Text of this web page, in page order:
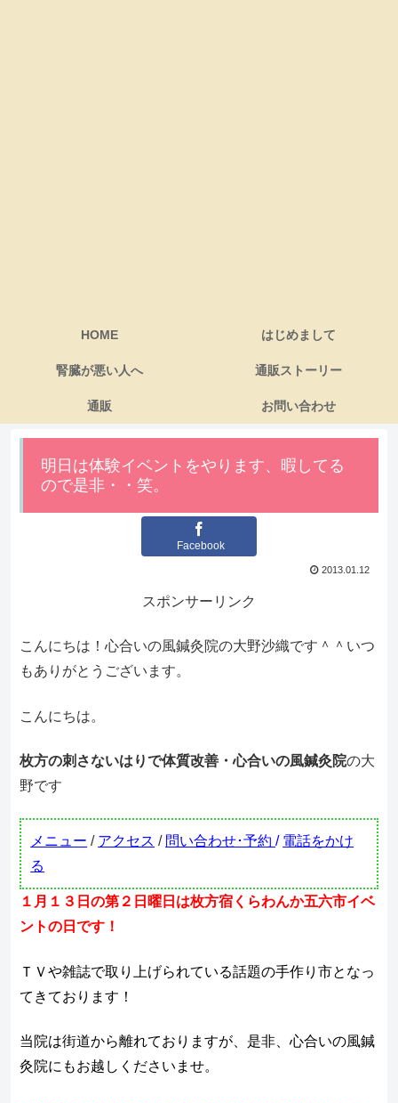
HOME はじめまして
腎臓が悪い人へ 通販ストーリー
通販 お問い合わせ
明日は体験イベントをやります、暇してる
ので是非・・笑。
Facebook
2013.01.12
スポンサーリンク
こんにちは！心合いの風鍼灸院の大野沙織です＾＾いつ
もありがとうございます。
こんにちは。
枚方の刺さないはりで体質改善・心合いの風鍼灸院の大
野です
メニュー / アクセス / 問い合わせ･予約/ 電話をかけ
る
１月１３日の第２日曜日は枚方宿くらわんか五六市イベ
ントの日です！
ＴＶや雑誌で取り上げられている話題の手作り市となっ
てきております！
当院は街道から離れておりますが、是非、心合いの風鍼
灸院にもお越しくださいませ。